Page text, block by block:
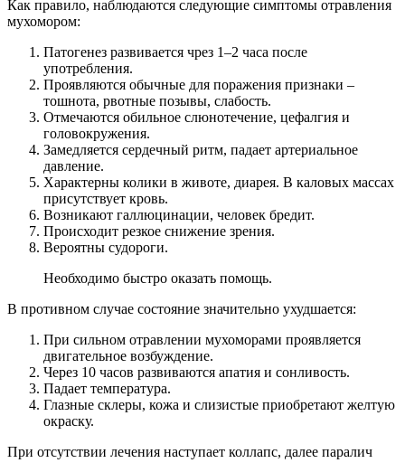
Как правило, наблюдаются следующие симптомы отравления
мухомором:
Патогенез развивается чрез 1–2 часа после
употребления.
Проявляются обычные для поражения признаки –
тошнота, рвотные позывы, слабость.
Отмечаются обильное слюнотечение, цефалгия и
головокружения.
Замедляется сердечный ритм, падает артериальное
давление.
Характерны колики в животе, диарея. В каловых массах
присутствует кровь.
Возникают галлюцинации, человек бредит.
Происходит резкое снижение зрения.
Вероятны судороги.
Необходимо быстро оказать помощь.
В противном случае состояние значительно ухудшается:
При сильном отравлении мухоморами проявляется
двигательное возбуждение.
Через 10 часов развиваются апатия и сонливость.
Падает температура.
Глазные склеры, кожа и слизистые приобретают желтую
окраску.
При отсутствии лечения наступает коллапс, далее паралич